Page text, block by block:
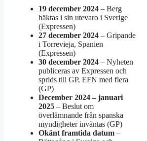
19 december 2024 – Berg
häktas i sin utevaro i Sverige
(Expressen)
27 december 2024 – Gripande
i Torrevieja, Spanien
(Expressen)
30 december 2024 – Nyheten
publiceras av Expressen och
sprids till GP, EFN med flera
(GP)
December 2024 – januari
2025 – Beslut om
överlämnande från spanska
myndigheter inväntas (GP)
Okänt framtida datum –